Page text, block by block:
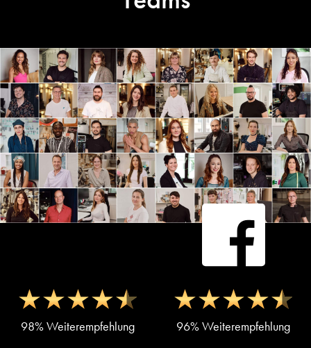
98% Weiterempfehlung 96% Weiterempfehlung